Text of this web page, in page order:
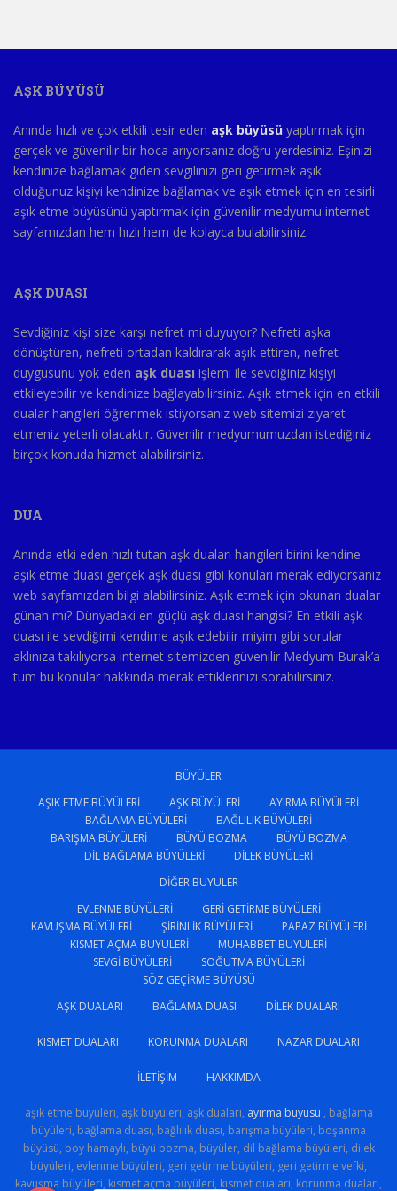
AŞK BÜYÜSÜ
Anında hızlı ve çok etkili tesir eden aşk büyüsü yaptırmak için
gerçek ve güvenilir bir hoca arıyorsanız doğru yerdesiniz. Eşinizi
kendinize bağlamak giden sevgilinizi geri getirmek aşık
olduğunuz kişiyi kendinize bağlamak ve aşık etmek için en tesirli
aşık etme büyüsünü yaptırmak için güvenilir medyumu internet
sayfamızdan hem hızlı hem de kolayca bulabilirsiniz.
AŞK DUASI
Sevdiğiniz kişi size karşı nefret mi duyuyor? Nefreti aşka
dönüştüren, nefreti ortadan kaldırarak aşık ettiren, nefret
duygusunu yok eden aşk duası işlemi ile sevdiğiniz kişiyi
etkileyebilir ve kendinize bağlayabilirsiniz. Aşık etmek için en etkili
dualar hangileri öğrenmek istiyorsanız web sitemizi ziyaret
etmeniz yeterli olacaktır. Güvenilir medyumumuzdan istediğiniz
birçok konuda hizmet alabilirsiniz.
DUA
Anında etki eden hızlı tutan aşk duaları hangileri birini kendine
aşık etme duası gerçek aşk duası gibi konuları merak ediyorsanız
web sayfamızdan bilgi alabilirsiniz. Aşık etmek için okunan dualar
günah mı? Dünyadaki en güçlü aşk duası hangisi? En etkili aşk
duası ile sevdiğimi kendime aşık edebilir miyim gibi sorular
aklınıza takılıyorsa internet sitemizden güvenilir Medyum Burak’a
tüm bu konular hakkında merak ettiklerinizi sorabilirsiniz.
BÜYÜLER
AŞIK ETME BÜYÜLERI
AŞK BÜYÜLERI
AYIRMA BÜYÜLERI
BAĞLAMA BÜYÜLERI
BAĞLILIK BÜYÜLERI
BARIŞMA BÜYÜLERI
BÜYÜ BOZMA
BÜYÜ BOZMA
DIL BAĞLAMA BÜYÜLERI
DILEK BÜYÜLERI
DIĞER BÜYÜLER
EVLENME BÜYÜLERI
GERI GETIRME BÜYÜLERI
KAVUŞMA BÜYÜLERI
ŞIRINLIK BÜYÜLERI
PAPAZ BÜYÜLERI
KISMET AÇMA BÜYÜLERI
MUHABBET BÜYÜLERI
SEVGI BÜYÜLERI
SOĞUTMA BÜYÜLERI
SÖZ GEÇIRME BÜYÜSÜ
AŞK DUALARI
BAĞLAMA DUASI DILEK DUALARI
KISMET DUALARI KORUNMA DUALARI NAZAR DUALARI
İLETIŞIM HAKKIMDA
aşık etme büyüleri, aşk büyüleri, aşk duaları, ayırma büyüsü , bağlama
büyüleri, bağlama duası, bağlılık duası, barışma büyüleri, boşanma
büyüsü, boy hamaylı, büyü bozma, büyüler, dil bağlama büyüleri, dilek
büyüleri, evlenme büyüleri, geri getirme büyüleri, geri getirme vefki,
kavuşma büyüleri, kısmet açma büyüleri, kısmet duaları, korunma duaları,